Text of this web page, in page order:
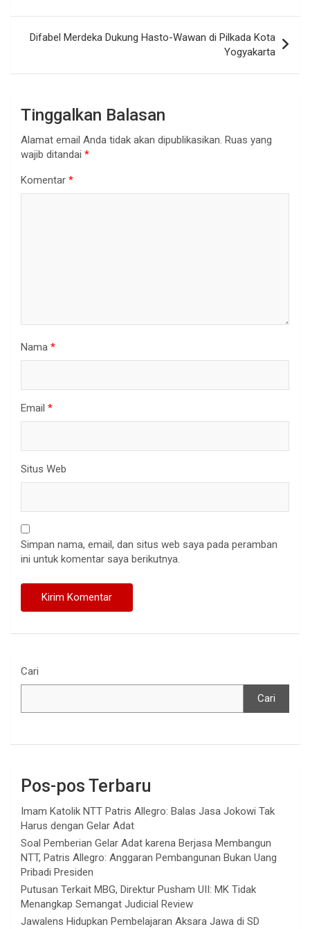
Difabel Merdeka Dukung Hasto-Wawan di Pilkada Kota
Yogyakarta
Tinggalkan Balasan
Alamat email Anda tidak akan dipublikasikan. Ruas yang
wajib ditandai *
Komentar *
Nama *
Email *
Situs Web
Simpan nama, email, dan situs web saya pada peramban
ini untuk komentar saya berikutnya.
Cari
Cari
Pos-pos Terbaru
Imam Katolik NTT Patris Allegro: Balas Jasa Jokowi Tak
Harus dengan Gelar Adat
Soal Pemberian Gelar Adat karena Berjasa Membangun
NTT, Patris Allegro: Anggaran Pembangunan Bukan Uang
Pribadi Presiden
Putusan Terkait MBG, Direktur Pusham UII: MK Tidak
Menangkap Semangat Judicial Review
Jawalens Hidupkan Pembelajaran Aksara Jawa di SD